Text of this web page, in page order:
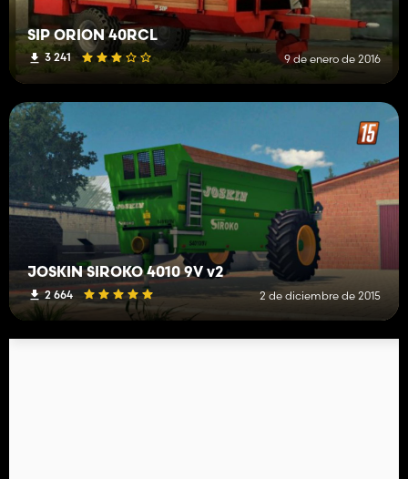
SIP ORION 40RCL
3 241 9 de enero de 2016
JOSKIN SIROKO 4010 9V v2
2 664 2 de diciembre de 2015